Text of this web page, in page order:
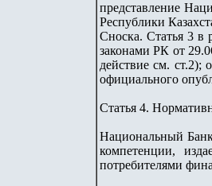
представление
Республики
Сноска. Статья 3 в
законами РК от
действие см. ст.2);
официального
Статья 4.
Национальный
компетенции,
потребителями